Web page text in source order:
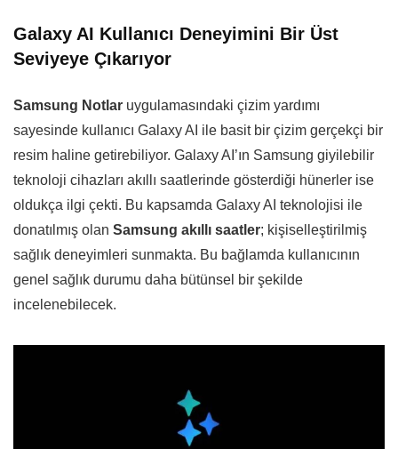
Galaxy AI Kullanıcı Deneyimini Bir Üst
Seviyeye Çıkarıyor
Samsung Notlar uygulamasındaki çizim yardımı
sayesinde kullanıcı Galaxy AI ile basit bir çizim gerçekçi bir
resim haline getirebiliyor. Galaxy AI’ın Samsung giyilebilir
teknoloji cihazları akıllı saatlerinde gösterdiği hünerler ise
oldukça ilgi çekti. Bu kapsamda Galaxy AI teknolojisi ile
donatılmış olan Samsung akıllı saatler; kişiselleştirilmiş
sağlık deneyimleri sunmakta. Bu bağlamda kullanıcının
genel sağlık durumu daha bütünsel bir şekilde
incelenebilecek.